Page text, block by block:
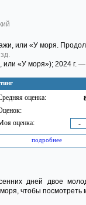
оценка:
оценка: -
подробнее
или «У моря.
или «У моря»); 2024 г. —
дней двое
чтобы посмотреть